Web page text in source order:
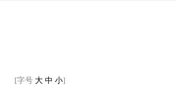
[字号 大 中 小]